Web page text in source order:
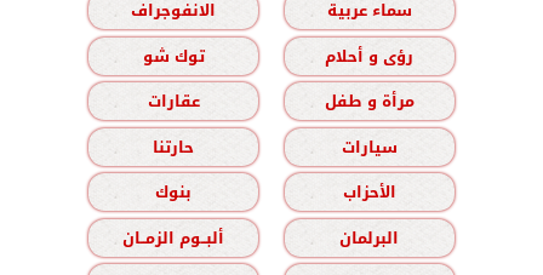
سماء عربية
الانفوجراف
رؤى و أحلام
توك شو
مرأة و طفل
عقارات
سيارات
حارتنا
الأحزاب
بنوك
البرلمان
ألبــوم الزمــان